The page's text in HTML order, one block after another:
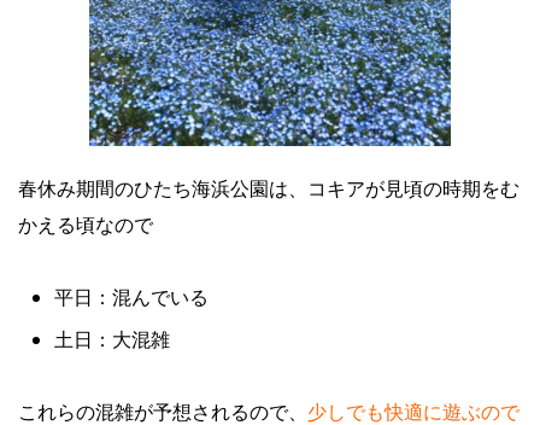
春休み期間のひたち海浜公園は、コキアが見頃の時期をむ
かえる頃なので
平日：混んでいる
土日：大混雑
これらの混雑が予想されるので、 少しでも快適に遊ぶので